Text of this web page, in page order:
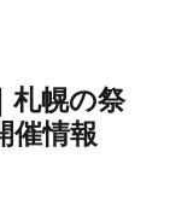
札幌の祭
催情報